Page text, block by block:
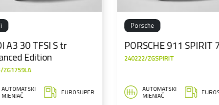
911 SPIRIT 70
ZGSPIRIT
AUTOMATSKI
MJENJAČ EUROSUPER
Audi
Audi A5 35 TFSI S
Edition
AUTOMATSKI
MJENJAČ